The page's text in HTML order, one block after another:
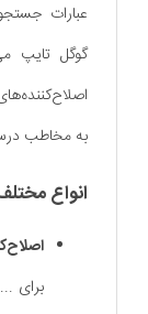
عبارات
گوگل تایپ
به مخاطب
انواع
برای